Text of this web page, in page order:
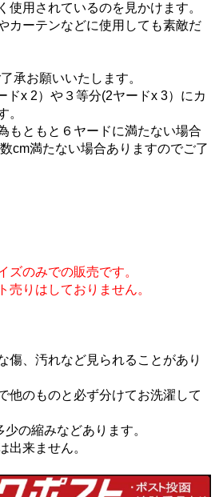
使用されているのを見かけます。
カーテンなどに使用しても素敵だ
承お願いいたします。
ドx 2）や３等分(2ヤードx 3）にカ
。
もともと６ヤードに満たない場合
cm満たない場合ありますのでご了
ズのみでの販売です。
売りはしておりません。
傷、汚れなど見られることがあり
他のものと必ず分けてお洗濯して
の縮みなどあります。
出来ません。